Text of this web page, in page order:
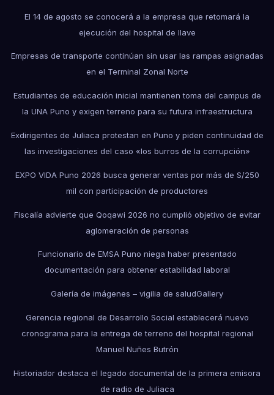
El 14 de agosto se conocerá a la empresa que retomará la
ejecución del hospital de Ilave
Empresas de transporte continúan sin usar las rampas asignadas
en el Terminal Zonal Norte
Estudiantes de educación inicial mantienen toma del campus de
la UNA Puno y exigen terreno para su futura infraestructura
Exdirigentes de Juliaca protestan en Puno y piden continuidad de
las investigaciones del caso «los burros de la corrupción»
EXPO VIDA Puno 2026 busca generar ventas por más de S/250
mil con participación de productores
Fiscalía advierte que Qoqawi 2026 no cumplió objetivo de evitar
aglomeración de personas
Funcionario de EMSA Puno niega haber presentado
documentación para obtener estabilidad laboral
Galería de imágenes – vigilia de saludGallery
Gerencia regional de Desarrollo Social establecerá nuevo
cronograma para la entrega de terreno del hospital regional
Manuel Nuñes Butrón
Historiador destaca el legado documental de la primera emisora
de radio de Juliaca